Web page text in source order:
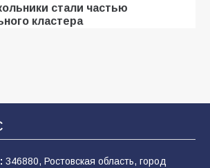
стали частью
кластера
в армии России в августе
346880, Ростовская область, город